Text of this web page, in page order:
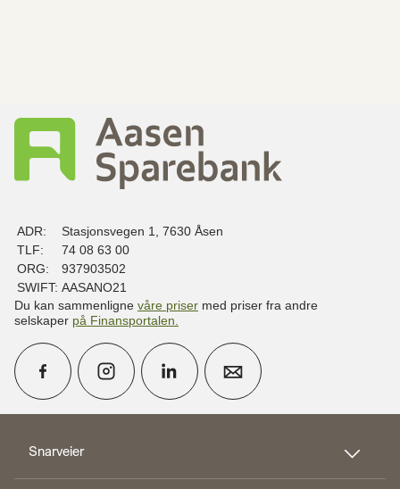
Snarveier
ADR:
Stasjonsvegen 1, 7630 Åsen
TLF:
74 08 63 00
ORG:
937903502
SWIFT: AASANO21
Du kan sammenligne våre priser med priser fra andre
selskaper på Finansportalen